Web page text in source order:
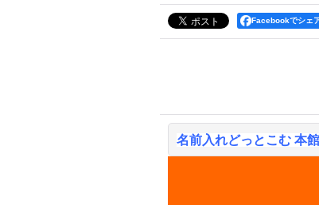
Facebookでシェ
名前入れどっとこむ 本